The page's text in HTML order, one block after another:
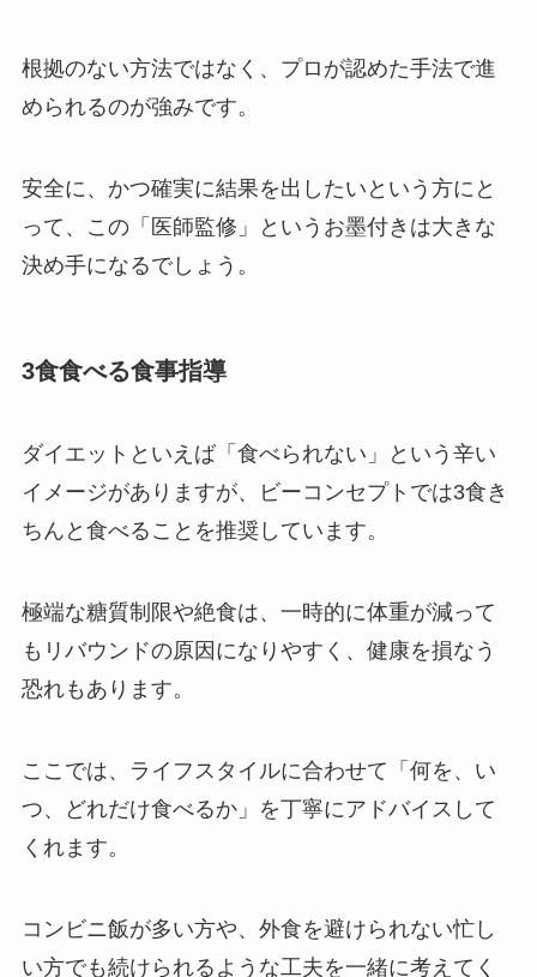
根拠のない方法ではなく、プロが認めた手法で進
められるのが強みです。
安全に、かつ確実に結果を出したいという方にと
って、この「医師監修」というお墨付きは大きな
決め手になるでしょう。
3食食べる食事指導
ダイエットといえば「食べられない」という辛い
イメージがありますが、ビーコンセプトでは3食き
ちんと食べることを推奨しています。
極端な糖質制限や絶食は、一時的に体重が減って
もリバウンドの原因になりやすく、健康を損なう
恐れもあります。
ここでは、ライフスタイルに合わせて「何を、い
つ、どれだけ食べるか」を丁寧にアドバイスして
くれます。
コンビニ飯が多い方や、外食を避けられない忙し
い方でも続けられるような工夫を一緒に考えてく